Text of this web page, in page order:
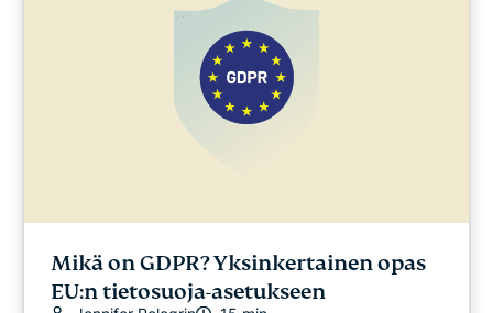
Mikä on GDPR? Yksinkertainen opas
EU:n tietosuoja-asetukseen